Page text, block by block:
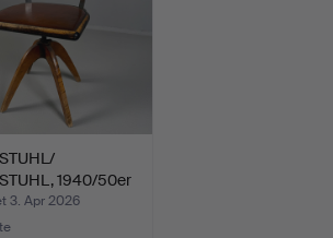
1940/50er
Höh…
3. Apr 2026